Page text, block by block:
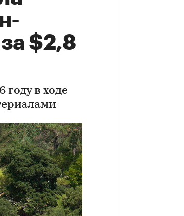
$2,8
году в ходе